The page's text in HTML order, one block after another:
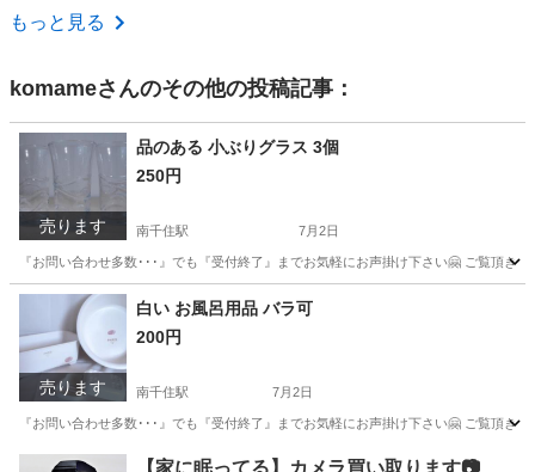
東京 八王子市
もっと見る
komameさんのその他の投稿記事：
売ります
品のある 小ぶりグラス 3個
250円
南千住駅 7月2日
『お問い合わせ多数･･･』でも『受付終了』までお気軽にお声掛け下さい🤗 ご覧頂
東京 台東区 南千住駅 食器 グラス
売ります
白い お風呂用品 バラ可
200円
南千住駅 7月2日
『お問い合わせ多数･･･』でも『受付終了』までお気軽にお声掛け下さい🤗 ご覧頂
台東区 南千住駅 家庭用品 風呂
【家に眠ってる】カメラ買い取ります📷